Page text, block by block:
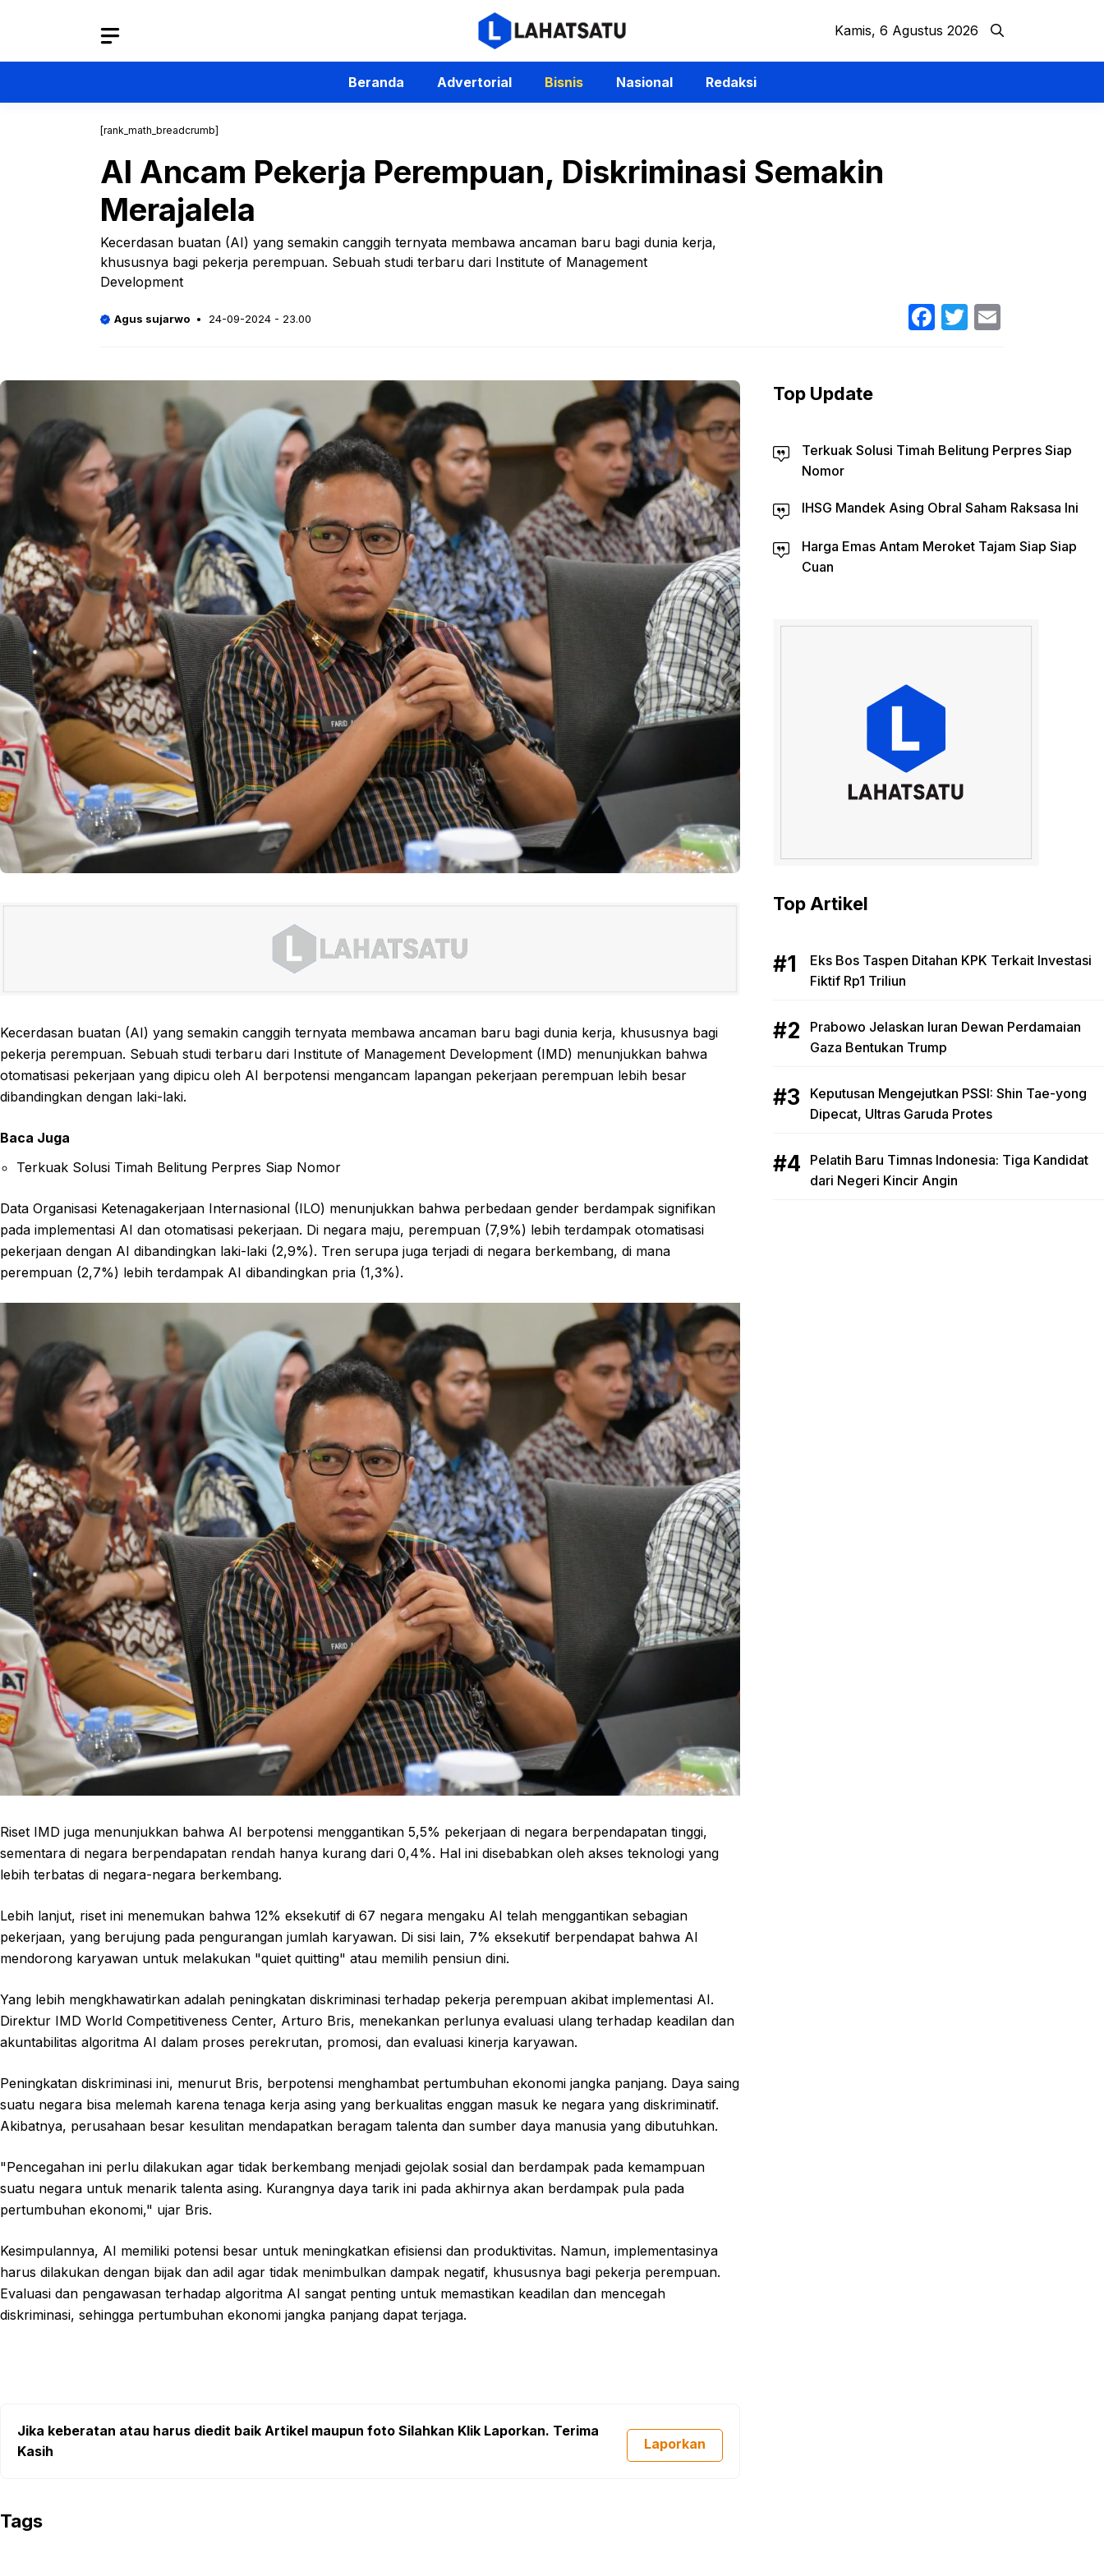
Kamis, 6 Agustus 2026
Beranda Advertorial Bisnis Nasional Redaksi
[rank_math_breadcrumb]
AI Ancam Pekerja Perempuan, Diskriminasi Semakin
Merajalela
Kecerdasan buatan (AI) yang semakin canggih ternyata membawa ancaman baru bagi dunia kerja,
khususnya bagi pekerja perempuan. Sebuah studi terbaru dari Institute of Management
Development
Agus sujarwo 24-09-2024 - 23.00 Facebook
Twitter
Kecerdasan buatan (AI) yang semakin canggih ternyata membawa ancaman baru bagi dunia kerja, khususnya bagi
pekerja perempuan. Sebuah studi terbaru dari Institute of Management Development (IMD) menunjukkan bahwa
otomatisasi pekerjaan yang dipicu oleh AI berpotensi mengancam lapangan pekerjaan perempuan lebih besar
dibandingkan dengan laki-laki.
Baca Juga
Terkuak Solusi Timah Belitung Perpres Siap Nomor
Data Organisasi Ketenagakerjaan Internasional (ILO) menunjukkan bahwa perbedaan gender berdampak signifikan
pada implementasi AI dan otomatisasi pekerjaan. Di negara maju, perempuan (7,9%) lebih terdampak otomatisasi
pekerjaan dengan AI dibandingkan laki-laki (2,9%). Tren serupa juga terjadi di negara berkembang, di mana
perempuan (2,7%) lebih terdampak AI dibandingkan pria (1,3%).
Riset IMD juga menunjukkan bahwa AI berpotensi menggantikan 5,5% pekerjaan di negara berpendapatan tinggi,
sementara di negara berpendapatan rendah hanya kurang dari 0,4%. Hal ini disebabkan oleh akses teknologi yang
lebih terbatas di negara-negara berkembang.
Lebih lanjut, riset ini menemukan bahwa 12% eksekutif di 67 negara mengaku AI telah menggantikan sebagian
pekerjaan, yang berujung pada pengurangan jumlah karyawan. Di sisi lain, 7% eksekutif berpendapat bahwa AI
mendorong karyawan untuk melakukan "quiet quitting" atau memilih pensiun dini.
Yang lebih mengkhawatirkan adalah peningkatan diskriminasi terhadap pekerja perempuan akibat implementasi AI.
Direktur IMD World Competitiveness Center, Arturo Bris, menekankan perlunya evaluasi ulang terhadap keadilan dan
akuntabilitas algoritma AI dalam proses perekrutan, promosi, dan evaluasi kinerja karyawan.
Peningkatan diskriminasi ini, menurut Bris, berpotensi menghambat pertumbuhan ekonomi jangka panjang. Daya saing
suatu negara bisa melemah karena tenaga kerja asing yang berkualitas enggan masuk ke negara yang diskriminatif.
Akibatnya, perusahaan besar kesulitan mendapatkan beragam talenta dan sumber daya manusia yang dibutuhkan.
"Pencegahan ini perlu dilakukan agar tidak berkembang menjadi gejolak sosial dan berdampak pada kemampuan
suatu negara untuk menarik talenta asing. Kurangnya daya tarik ini pada akhirnya akan berdampak pula pada
pertumbuhan ekonomi," ujar Bris.
Kesimpulannya, AI memiliki potensi besar untuk meningkatkan efisiensi dan produktivitas. Namun, implementasinya
harus dilakukan dengan bijak dan adil agar tidak menimbulkan dampak negatif, khususnya bagi pekerja perempuan.
Evaluasi dan pengawasan terhadap algoritma AI sangat penting untuk memastikan keadilan dan mencegah
diskriminasi, sehingga pertumbuhan ekonomi jangka panjang dapat terjaga.
Jika keberatan atau harus diedit baik Artikel maupun foto Silahkan Klik Laporkan. Terima
Kasih
Laporkan
Tags
Top Update
Terkuak Solusi Timah Belitung Perpres Siap
Nomor
IHSG Mandek Asing Obral Saham Raksasa Ini
Harga Emas Antam Meroket Tajam Siap Siap
Cuan
Top Artikel
Eks Bos Taspen Ditahan KPK Terkait Investasi
Fiktif Rp1 Triliun
Prabowo Jelaskan Iuran Dewan Perdamaian
Gaza Bentukan Trump
Keputusan Mengejutkan PSSI: Shin Tae-yong
Dipecat, Ultras Garuda Protes
Pelatih Baru Timnas Indonesia: Tiga Kandidat
dari Negeri Kincir Angin